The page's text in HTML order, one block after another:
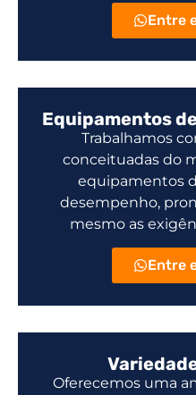
Entre
Equipamentos
Trabalhamos
conceituadas do
equipamentos
desempenho,
mesmo as
Entre
Oferecemos uma